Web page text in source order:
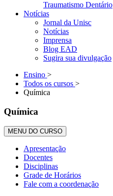
Traumatismo Dentário
Notícias
Jornal da Unisc
Notícias
Imprensa
Blog EAD
Sugira sua divulgação
Ensino >
Todos os cursos >
Química
Química
MENU DO CURSO
Apresentação
Docentes
Disciplinas
Grade de Horários
Fale com a coordenação